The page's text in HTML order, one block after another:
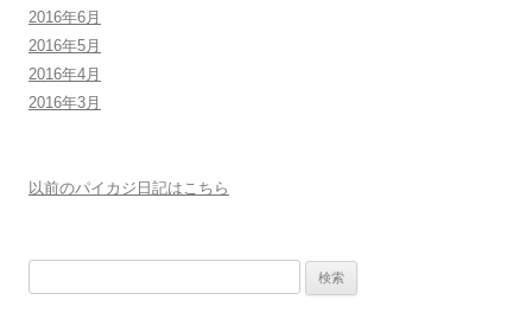
2016年6月
2016年5月
2016年4月
2016年3月
以前のパイカジ日記はこちら